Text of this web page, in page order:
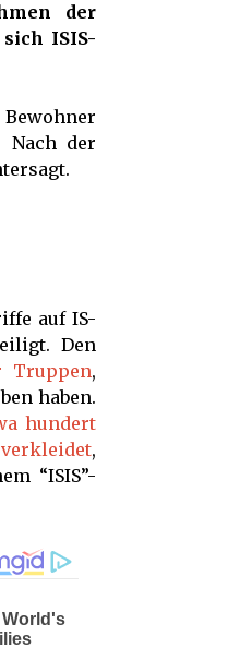
der
ISIS-
Nach der
auf IS-
Den
Truppen,
haben.
hundert
verkleidet,
“ISIS”-